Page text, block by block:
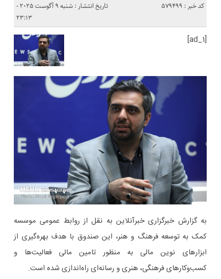
کد خبر : 579499
تاریخ انتشار : شنبه 9 آگوست 2025 -
23:13
[ad_1]
به گزارش خبرگزاری خبرآنلاین به نقل از روابط عمومی موسسه
کمک به توسعه فرهنگ و هنر، این صندوق با هدف بهره‌­گیری از
ابزارهای نوین مالی به منظور تامین مالی فعالیت‌­ها و
کسب‌وکارهای فرهنگی، هنری و رسانه‌ای راه‌اندازی شده است.